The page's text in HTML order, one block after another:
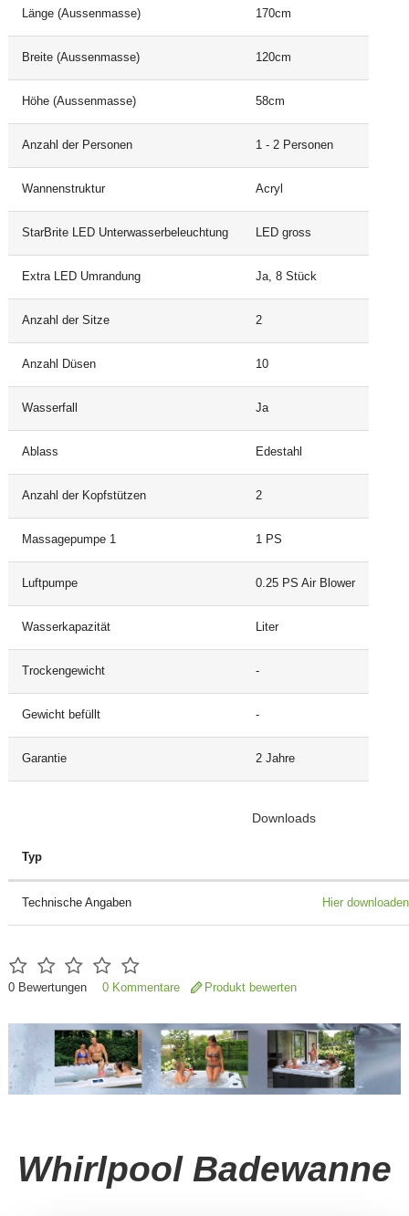
Länge (Aussenmasse) 170cm
Breite (Aussenmasse) 120cm
Höhe (Aussenmasse) 58cm
Anzahl der Personen 1 - 2 Personen
Wannenstruktur Acryl
StarBrite LED Unterwasserbeleuchtung LED gross
Extra LED Umrandung Ja, 8 Stück
Anzahl der Sitze 2
Anzahl Düsen 10
Wasserfall Ja
Ablass Edestahl
Anzahl der Kopfstützen 2
Massagepumpe 1 1 PS
Luftpumpe 0.25 PS Air Blower
Wasserkapazität Liter
Trockengewicht -
Gewicht befüllt -
Garantie 2 Jahre
Downloads
Typ
Technische Angaben Hier downloaden
0Bewertungen 0 Kommentare Produkt bewerten
Whirlpool Badewanne